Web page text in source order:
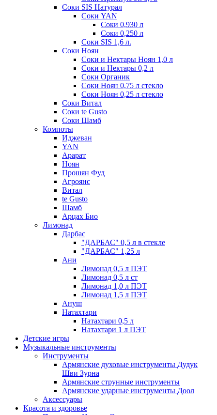
Соки SIS Натурал
Соки YAN
Соки 0,930 л
Соки 0,250 л
Соки SIS 1,6 л.
Соки Ноян
Соки и Нектары Ноян 1,0 л
Соки и Нектары 0,2 л
Соки Органик
Соки Ноян 0,75 л стекло
Соки Ноян 0,25 л стекло
Соки Витал
Соки te Gusto
Соки Шамб
Компоты
Иджеван
YAN
Арарат
Ноян
Прошян Фуд
Агроянс
Витал
te Gusto
Шамб
Арцах Био
Лимонад
Дарбас
"ДАРБАС" 0,5 л в стекле
"ДАРБАС" 1,25 л
Ани
Лимонад 0,5 л ПЭТ
Лимонад 0,5 л ст
Лимонад 1,0 л ПЭТ
Лимонад 1,5 л ПЭТ
Ануш
Натахтари
Натахтари 0,5 л
Натахтари 1 л ПЭТ
Детские игры
Музыкальные инструменты
Инструменты
Армянские духовые инструменты Дудук
Шви Зурна
Армянские струнные инструменты
Армянские ударные инструменты Доол
Аксессуары
Красота и здоровье